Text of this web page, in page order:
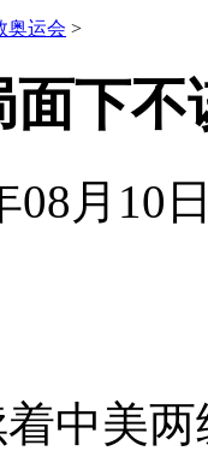
奥运会 >
下
08月10
中美两